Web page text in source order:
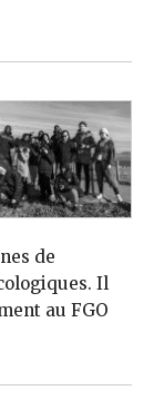
de
Il
au FGO